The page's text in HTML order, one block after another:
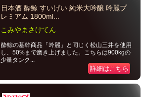
日本酒 酔鯨 すいげい 純米大吟醸 吟麗プ
レミアム 1800ml...
こみやまさけてん
酔鯨の基幹商品「吟麗」と同じく松山三井を使用
し、50%まで磨き上げました。こちらは900kgの
少量タンク...
詳細はこちら